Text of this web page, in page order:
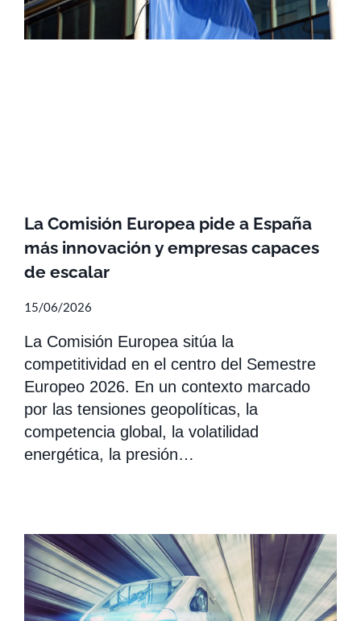
La Comisión Europea pide a España
más innovación y empresas capaces
de escalar
15/06/2026
La Comisión Europea sitúa la
competitividad en el centro del Semestre
Europeo 2026. En un contexto marcado
por las tensiones geopolíticas, la
competencia global, la volatilidad
energética, la presión…